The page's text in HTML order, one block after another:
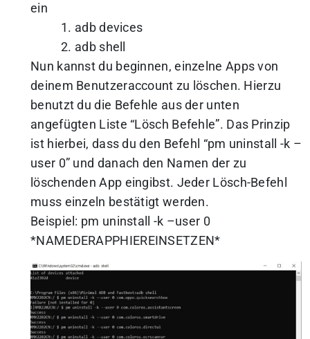
ein
adb devices
adb shell
Nun kannst du beginnen, einzelne Apps von
deinem Benutzeraccount zu löschen. Hierzu
benutzt du die Befehle aus der unten
angefügten Liste “Lösch Befehle”. Das Prinzip
ist hierbei, dass du den Befehl “pm uninstall -k –
user 0” und danach den Namen der zu
löschenden App eingibst. Jeder Lösch-Befehl
muss einzeln bestätigt werden.
Beispiel: pm uninstall -k –user 0
*NAMEDERAPPHIEREINSETZEN*